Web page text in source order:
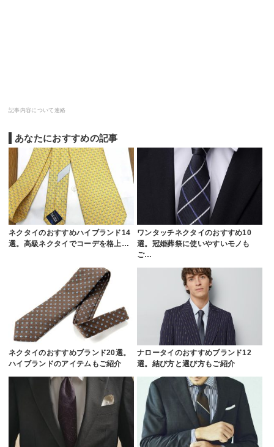
記事内容について連絡
あなたにおすすめの記事
ネクタイのおすすめハイブランド14
選。高級ネクタイでコーデを格上…
ワンタッチネクタイのおすすめ10
選。冠婚葬祭に使いやすいモノも
ご…
ネクタイのおすすめブランド20選。
ハイブランドのアイテムもご紹介
ナロータイのおすすめブランド12
選。結び方と選び方もご紹介